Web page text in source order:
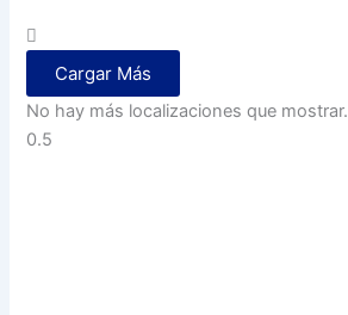
Cargar Más
No hay más localizaciones que mostrar.